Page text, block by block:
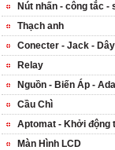
Nút nhấn - công tắc -
Thạch anh
Conecter - Jack -
Relay
Nguồn - Biến Áp -
Cầu Chì
Aptomat - Khởi động
Màn Hình LCD